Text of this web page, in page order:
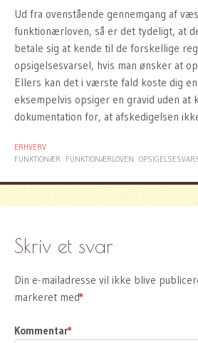
Ud fra ovenstående gennemgang af
funktionærloven, så er det tydeligt, at
betale sig at kende til de forskellige
opsigelsesvarsel, hvis man ønsker at
Ellers kan det i værste fald koste dig
eksempelvis opsiger en gravid uden at
dokumentation for, at afskedigelsen
ERHVERV
FUNKTIONÆR FUNKTIONÆRLOVEN
Skriv et svar
Din e-mailadresse vil ikke blive
markeret med
*
Kommentar
*